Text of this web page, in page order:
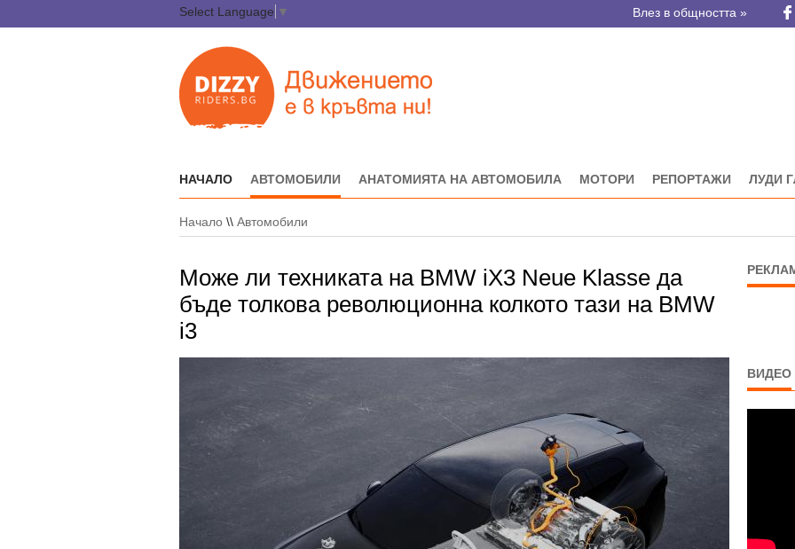
Select Language ▼ Влез в общността »
НАЧАЛО АВТОМОБИЛИ АНАТОМИЯТА НА АВТОМОБИЛА МОТОРИ РЕПОРТАЖИ ЛУДИ
Начало \\ Автомобили
Може ли техниката на BMW iX3 Neue Klasse да
бъде толкова революционна колкото тази на BMW
i3
ВИДЕО